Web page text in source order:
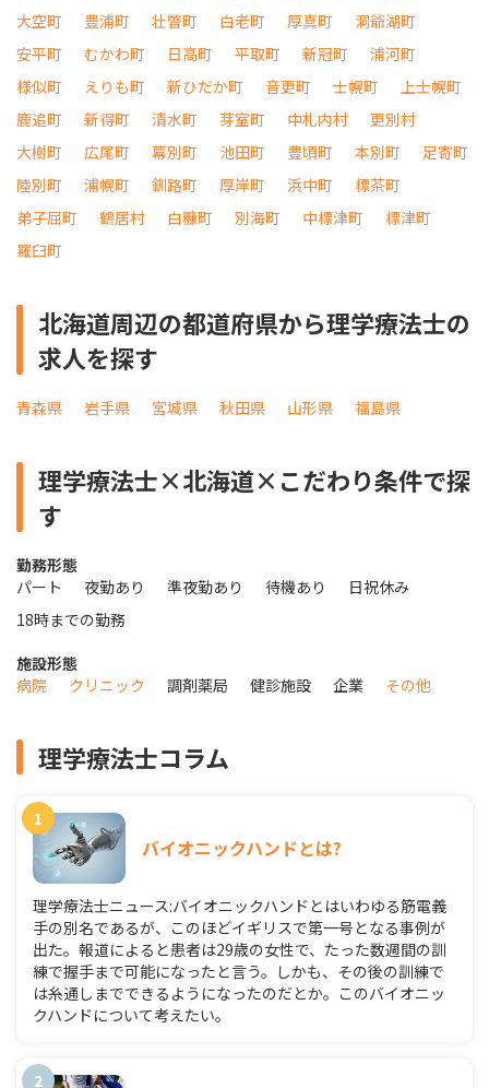
大空町
豊浦町 壮瞥町 白老町 厚真町
洞爺湖町
安平町
むかわ町 日高町 平取町 新冠町
浦河町
様似町
えりも町 新ひだか町 音更町 士幌町
上士幌町
鹿追町
新得町 清水町 芽室町 中札内村
更別村
大樹町
広尾町 幕別町 池田町 豊頃町 本別町
足寄町
陸別町
浦幌町 釧路町 厚岸町 浜中町
標茶町
弟子屈町
鶴居村 白糠町 別海町 中標津町
標津町
羅臼町
北海道周辺の都道府県から理学療法士の
求人を探す
青森県 岩手県 宮城県 秋田県 山形県 福島県
理学療法士×北海道×こだわり条件で探
す
勤務形態
パート
夜勤あり 準夜勤あり 待機あり
日祝休み
18時までの勤務
施設形態
病院
クリニック 調剤薬局 健診施設 企業 その他
理学療法士コラム
バイオニックハンドとは?
理学療法士ニュース:バイオニックハンドとはいわゆる筋電義
手の別名であるが、このほどイギリスで第一号となる事例が
出た。報道によると患者は29歳の女性で、たった数週間の訓
練で握手まで可能になったと言う。しかも、その後の訓練で
は糸通しまでできるようになったのだとか。このバイオニッ
クハンドについて考えたい。